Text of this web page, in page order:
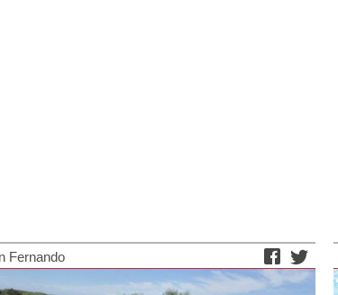
Fernando